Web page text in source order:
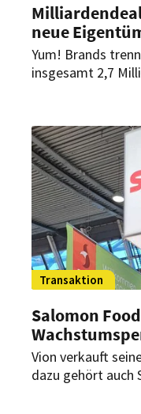
neue
Yum! Brands
insgesamt 2,7
dabei geografisch
Transaktion
Salomon
Vion verkauft
dazu gehört auch